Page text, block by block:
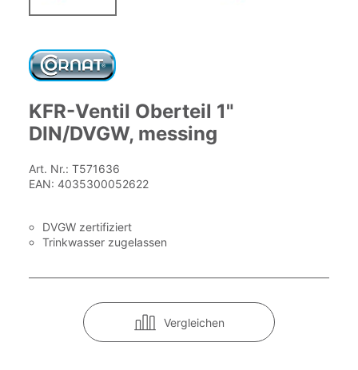
der
Bildgalerie
springen
KFR-Ventil Oberteil 1"
DIN/DVGW, messing
Art. Nr.: T571636
EAN: 4035300052622
DVGW zertifiziert
Trinkwasser zugelassen
Vergleichen